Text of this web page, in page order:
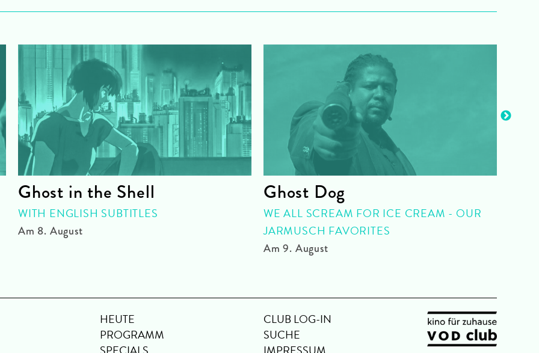
Ghost in the Shell
WITH ENGLISH SUBTITLES
Am 8. August
Ghost Dog
WE ALL SCREAM FOR ICE CREAM - OUR
JARMUSCH FAVORITES
Am 9. August
HEUTE
PROGRAMM
CLUB LOG-IN
SUCHE